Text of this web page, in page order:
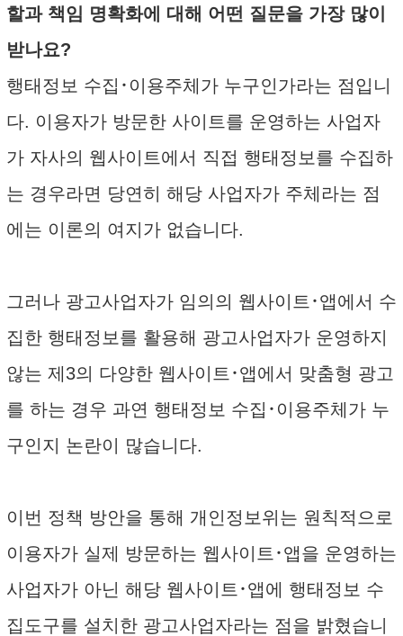
할과 책임 명확화에 대해 어떤 질문을 가장 많이
받나요?
행태정보 수집･이용주체가 누구인가라는 점입니
다. 이용자가 방문한 사이트를 운영하는 사업자
가 자사의 웹사이트에서 직접 행태정보를 수집하
는 경우라면 당연히 해당 사업자가 주체라는 점
에는 이론의 여지가 없습니다.
그러나 광고사업자가 임의의 웹사이트･앱에서 수
집한 행태정보를 활용해 광고사업자가 운영하지
않는 제3의 다양한 웹사이트･앱에서 맞춤형 광고
를 하는 경우 과연 행태정보 수집･이용주체가 누
구인지 논란이 많습니다.
이번 정책 방안을 통해 개인정보위는 원칙적으로
이용자가 실제 방문하는 웹사이트･앱을 운영하는
사업자가 아닌 해당 웹사이트･앱에 행태정보 수
집도구를 설치한 광고사업자라는 점을 밝혔습니